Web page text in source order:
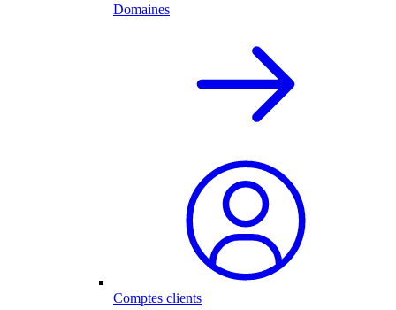
Domaines
Comptes clients